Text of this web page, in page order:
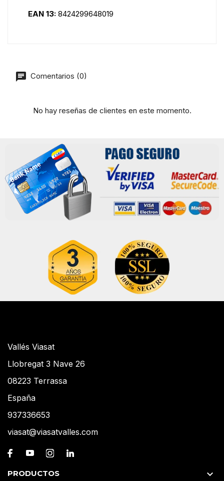
EAN 13: 8424299648019
Comentarios (0)
No hay reseñas de clientes en este momento.
Vallés Viasat
Llobregat 3 Nave 26
08223 Terrassa
España
937336653
viasat@viasatvalles.com
PRODUCTOS 